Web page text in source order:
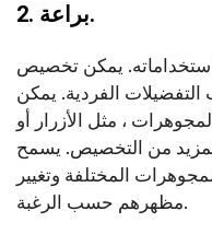
2. براعة.
يمكن تخصيص
الفردية. يمكن
، مثل الأزرار أو
بمزيد من التخصيص. يسمح
المختلفة وتغيير
مظهرهم حسب الرغبة.